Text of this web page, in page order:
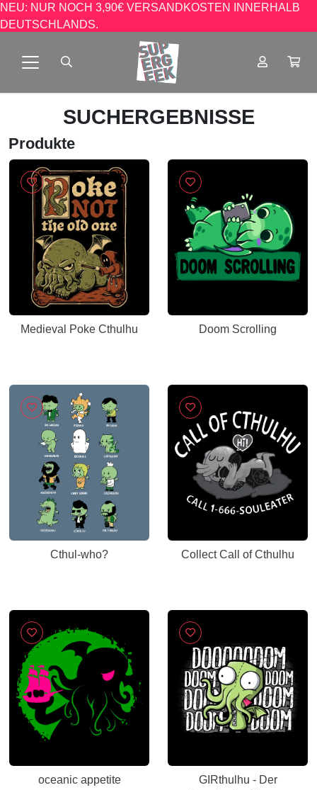
NEU: NUR NOCH 3,90€ VERSANDKOSTEN INNERHALB
DEUTSCHLANDS.
SUCHERGEBNISSE
Produkte
Medieval Poke Cthulhu Doom Scrolling
Cthul-who? Collect Call of Cthulhu
oceanic appetite
GIRthulhu - Der